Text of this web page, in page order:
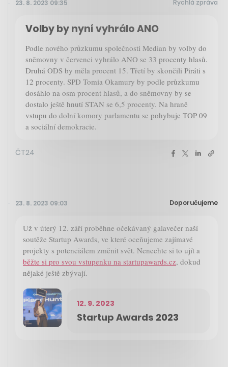
23. 8. 2023 09:35 Rychlá zpráva
Volby by nyní vyhrálo ANO
Podle nového průzkumu společnosti Median by volby do
sněmovny v červenci vyhrálo ANO se 33 procenty hlasů.
Druhá ODS by měla procent 15. Třetí by skončili Piráti s
12 procenty. SPD Tomia Okamury by podle průzkumu
dosáhlo na osm procent hlasů, a do sněmovny by se
dostalo ještě hnutí STAN se 6,5 procenty. Na hraně
vstupu do dolní komory parlamentu se pohybuje TOP 09
a sociální demokracie.
ČT24
23. 8. 2023 09:03 Doporučujeme
Už v úterý 12. září proběhne očekávaný galavečer naší
soutěže Startup Awards, ve které oceňujeme zajímavé
projekty s potenciálem změnit svět. Nenechte si to ujít a
běžte si pro svou vstupenku na startupawards.cz, dokud
nějaké ještě zbývají.
12. 9. 2023
Startup Awards 2023